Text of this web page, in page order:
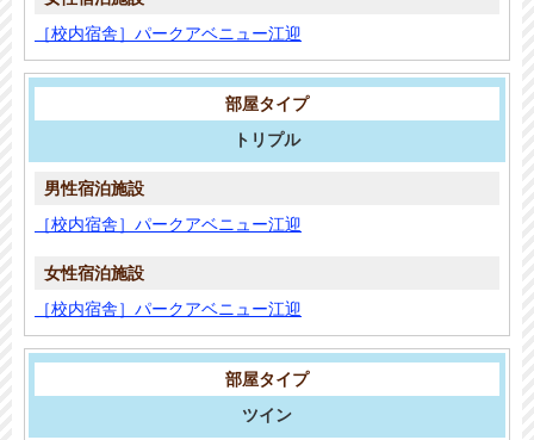
［校内宿舎］パークアベニュー江迎
トリプル
［校内宿舎］パークアベニュー江迎
［校内宿舎］パークアベニュー江迎
ツイン